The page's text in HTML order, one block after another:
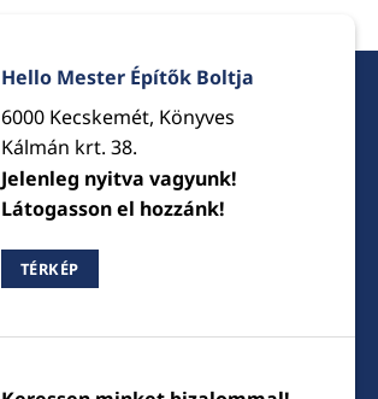
Hello Mester Építők Boltja
6000 Kecskemét, Könyves
Kálmán krt. 38.
Jelenleg nyitva vagyunk!
Látogasson el hozzánk!
TÉRKÉP